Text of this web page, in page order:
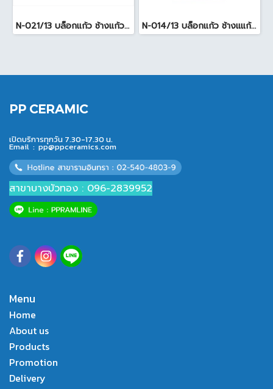
N-021/13 บล็อกแก้ว ช้างแก้ว WOW แก้วประดับฟ้า ( 24X11.5X8cm ) N-014/13 บล็อกแก้ว ช้างแแก้ว WOW หยาดเพชร ( 24x11.5x8 cm.)
PP CERAMIC
เปิดบริการทุกวัน 7.30-17.30 น.
Email : pp@ppceramics.com
สาขาบางบัวทอง : 096-2839952
Menu
Home
About us
Products
Promotion
Delivery